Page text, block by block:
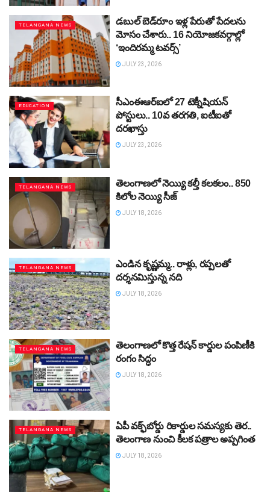
TELANGANA NEWS
డబుల్‌ బెడ్‌రూం ఇళ్ల పేరుతో పేదలను
మోసం చేశారు.. 16 నియోజకవర్గాల్లో
‘ఇందిరమ్మ టవర్స్‌’
JULY 23, 2026
EDUCATION
సీఎంఈఆర్‌ఐలో 27 టెక్నీషియన్‌
పోస్టులు.. 10వ తరగతి, ఐటీఐతో
దరఖాస్తు
JULY 23, 2026
TELANGANA NEWS
తెలంగాణలో నెయ్యి కల్తీ కలకలం.. 850
కిలోల నెయ్యి సీజ్‌
JULY 18, 2026
TELANGANA NEWS
ఎండిన కృష్ణమ్మ.. రాళ్లు, రప్పలతో
దర్శనమిస్తున్న నది
JULY 18, 2026
TELANGANA NEWS
తెలంగాణలో కొత్త రేషన్‌ కార్డుల పంపిణీకి
రంగం సిద్ధం
JULY 18, 2026
TELANGANA NEWS
ఏపీ వక్ఫ్‌బోర్డు రికార్డుల సమస్యకు తెర..
తెలంగాణ నుంచి కీలక పత్రాల అప్పగింత
JULY 18, 2026